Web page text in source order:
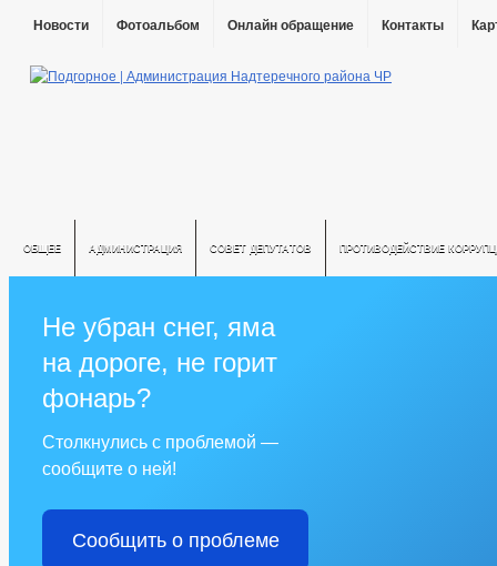
Новости Фотоальбом Онлайн обращение Контакты
ОБЩЕЕ АДМИНИСТРАЦИЯ СОВЕТ ДЕПУТАТОВ ПРОТИВОДЕЙСТВИЕ
Не убран снег, яма
на дороге, не горит
фонарь?
Столкнулись с проблемой —
сообщите о ней!
Сообщить о проблеме